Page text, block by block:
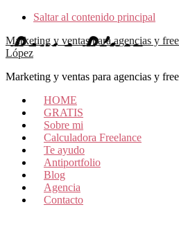
Saltar al contenido principal
Marketing y ventas para agencias y
López
Marketing y ventas para agencias y
HOME
GRATIS
Sobre mi
Calculadora Freelance
Te ayudo
Antiportfolio
Blog
Agencia
Contacto